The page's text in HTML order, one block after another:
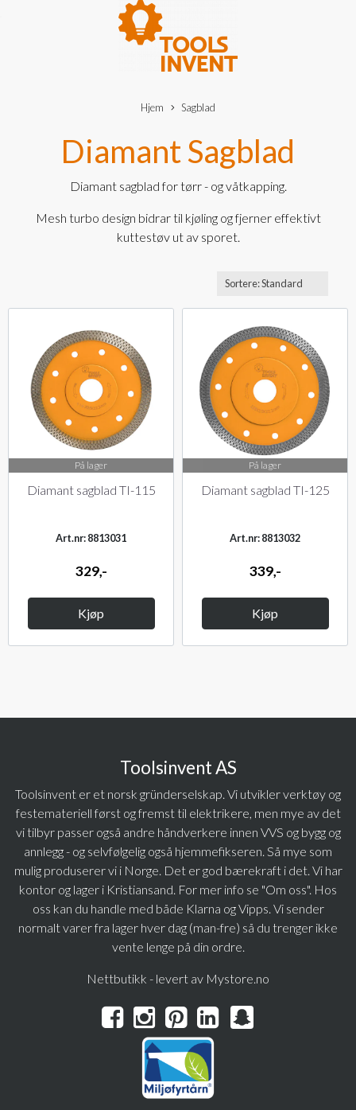
Hjem Sagblad
Diamant Sagblad
Diamant sagblad for tørr - og våtkapping.
Mesh turbo design bidrar til kjøling og fjerner effektivt
kuttestøv ut av sporet.
På lager
Diamant sagblad TI-115
Art.nr: 8813031
329,-
Kjøp
På lager
Diamant sagblad TI-125
Art.nr: 8813032
339,-
Kjøp
Toolsinvent AS
Toolsinvent er et norsk gründerselskap. Vi utvikler verktøy og
festemateriell først og fremst til elektrikere, men mye av det
vi tilbyr passer også andre håndverkere innen VVS og bygg og
annlegg - og selvfølgelig også hjemmefikseren. Så mye som
mulig produserer vi i Norge. Det er god bærekraft i det. Vi har
kontor og lager i Kristiansand. For mer info se "Om oss". Hos
oss kan du handle med både Klarna og Vipps. Vi sender
normalt varer fra lager hver dag (man-fre) så du trenger ikke
vente lenge på din ordre.
Nettbutikk - levert av Mystore.no